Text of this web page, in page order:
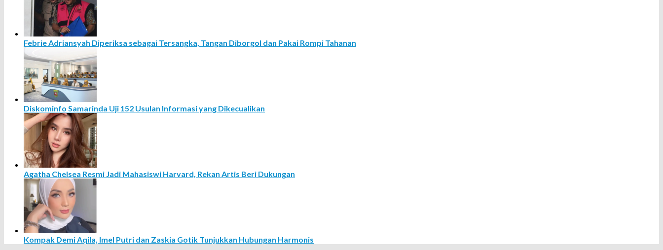
Febrie Adriansyah Diperiksa sebagai Tersangka, Tangan Diborgol dan Pakai Rompi Tahanan
Diskominfo Samarinda Uji 152 Usulan Informasi yang Dikecualikan
Agatha Chelsea Resmi Jadi Mahasiswi Harvard, Rekan Artis Beri Dukungan
Kompak Demi Aqila, Imel Putri dan Zaskia Gotik Tunjukkan Hubungan Harmonis